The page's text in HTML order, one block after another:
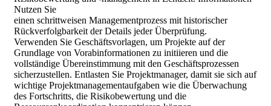
Nutzen Sie
einen schrittweisen Managementprozess mit historischer
Rückverfolgbarkeit der Details jeder Überprüfung.
Verwenden Sie Geschäftsvorlagen, um Projekte auf der
Grundlage von Vorabinformationen zu initiieren und die
vollständige Übereinstimmung mit den Geschäftsprozessen
sicherzustellen. Entlasten Sie Projektmanager, damit sie sich auf
wichtige Projektmanagementaufgaben wie die Überwachung
des Fortschritts, die Risikobewertung und die